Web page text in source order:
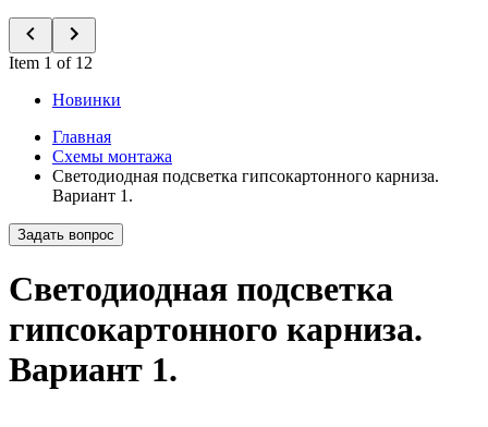
Item 1 of 12
Новинки
Главная
Схемы монтажа
Светодиодная подсветка гипсокартонного карниза.
Вариант 1.
Задать вопрос
Светодиодная подсветка
гипсокартонного карниза.
Вариант 1.